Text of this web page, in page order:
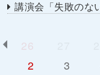
講演会「失敗のない
26
2
3